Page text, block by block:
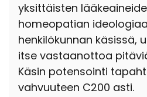
yksittäisten
homeopatian
henkilökunnan käsissä,
itse vastaanottoa
Käsin potensointi
vahvuuteen C200 asti.